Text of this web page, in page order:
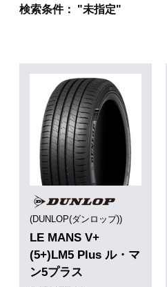
検索条件： "未指定"
(DUNLOP(ダンロップ))
LE MANS V+
(5+)LM5 Plus ル・マ
ン5プラス